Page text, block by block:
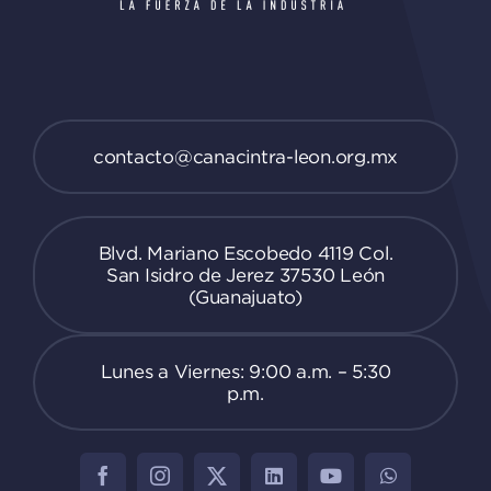
contacto@canacintra-leon.org.mx
Blvd. Mariano Escobedo 4119 Col.
San Isidro de Jerez 37530 León
(Guanajuato)
Lunes a Viernes: 9:00 a.m. – 5:30
p.m.